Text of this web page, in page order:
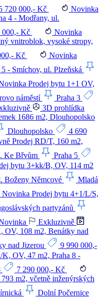
720 000,- Kč
Novinka
4 - Modřany, ul.
000,- Kč
Novinka
vnitroblok, vysoké stropy,
Kč
Novinka
- Smíchov, ul. Plzeňská
Prodej bytu 1+1 OV,
náměstí
Praha 3
3D prohlídka
1686 m2, Dlouhopolsko
Dlouhopolsko
4 690
Prodej RD/T, 160 m2,
Ke Břvům
Praha 5
bytu 3+kk/B, OV, 114 m2
Boženy Němcové
Mladá
Novinka Prodej bytu 4+1/L/S,
partyzánů
Exkluzivně
OV, 108 m2, Benátky nad
nad Jizerou
9 990 000,-
OV, 47 m2, Praha 8 -
7 290 000,- Kč
m2, včetně inženýrských
Dolní Počernice